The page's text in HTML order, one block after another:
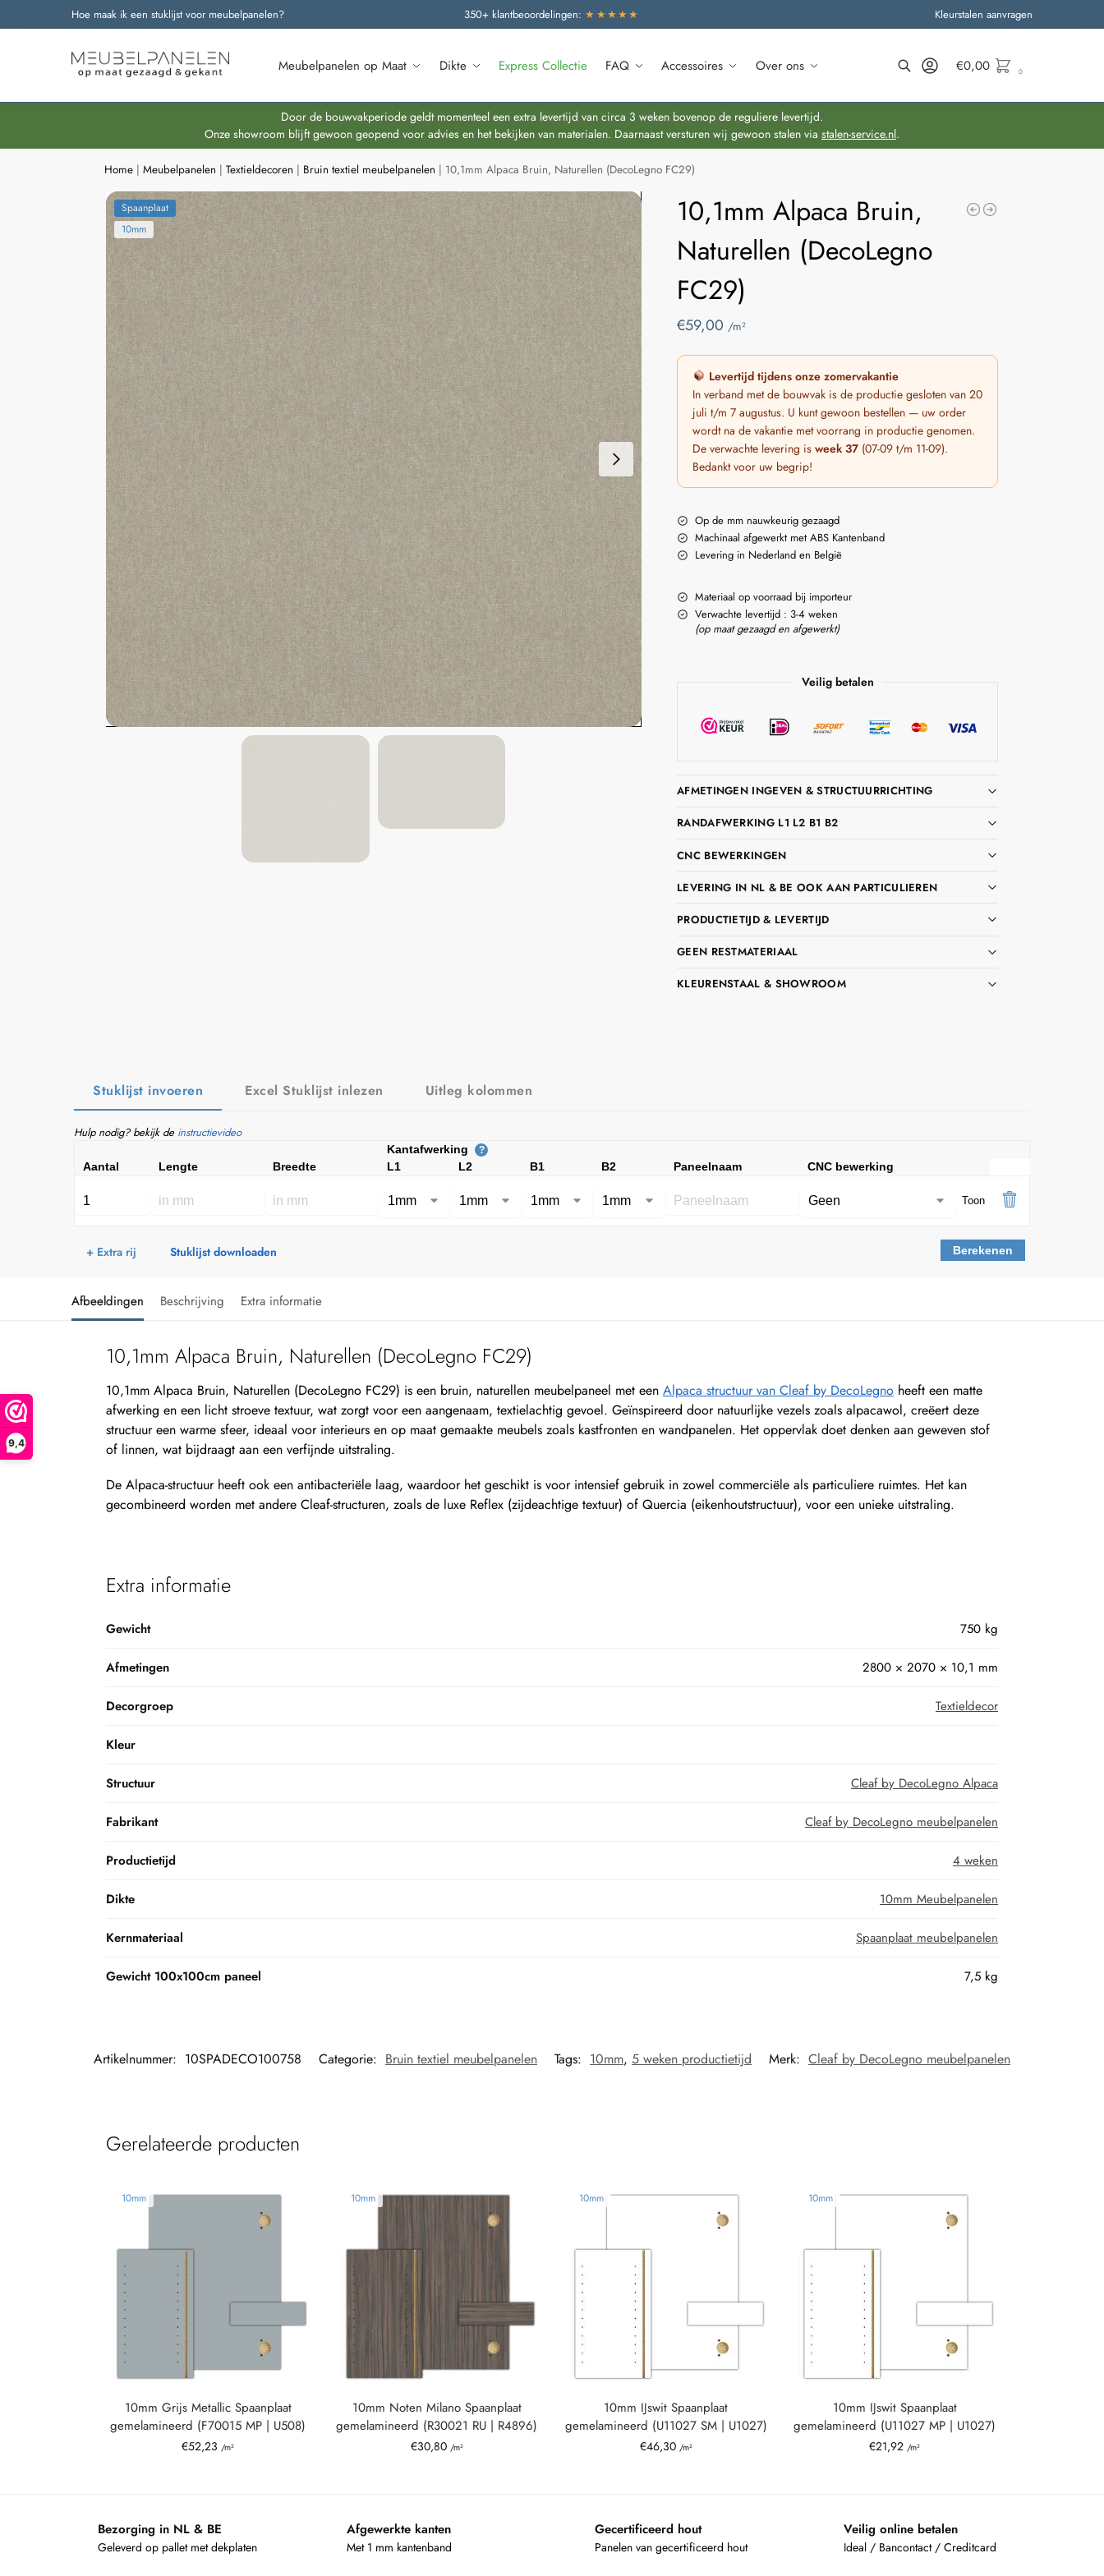
9,4
Hoe maak ik een stuklijst voor meubelpanelen? 350+ klantbeoordelingen: ★★★★★ Kleurstalen aanvragen
Meubelpanelen op Maat Dikte Express Collectie FAQ Accessoires Over ons
Onze nieuwste producten
€0,00 0
Door de bouwvakperiode geldt momenteel een extra levertijd van circa 3 weken bovenop de reguliere levertijd.
Onze showroom blijft gewoon geopend voor advies en het bekijken van materialen. Daarnaast versturen wij gewoon stalen via stalen-service.nl.
Home |Meubelpanelen |Textieldecoren | Bruin textiel meubelpanelen | 10,1mm Alpaca Bruin, Naturellen (DecoLegno FC29)
Spaanplaat
10mm
10,1mm Alpaca Bruin,
Naturellen (DecoLegno
FC29)
€59,00 /m²
Levertijd tijdens onze zomervakantie
In verband met de bouwvak is de productie gesloten van 20
juli t/m 7 augustus. U kunt gewoon bestellen — uw order
wordt na de vakantie met voorrang in productie genomen.
De verwachte levering isweek 37 (07-09 t/m 11-09).
Bedankt voor uw begrip!
Op de mm nauwkeurig gezaagd
Machinaal afgewerkt met ABS Kantenband
Levering in Nederland en België
Materiaal op voorraad bij importeur
Verwachte levertijd : 3-4 weken
(op maat gezaagd en afgewerkt)
Veilig betalen
AFMETINGEN INGEVEN & STRUCTUURRICHTING
RANDAFWERKING L1 L2 B1 B2
CNC BEWERKINGEN
LEVERING IN NL & BE OOK AAN PARTICULIEREN
PRODUCTIETIJD & LEVERTIJD
GEEN RESTMATERIAAL
KLEURENSTAAL & SHOWROOM
Stuklijst invoeren Excel Stuklijst inlezen Uitleg kolommen
Hulp nodig? bekijk de instructievideo
Kantafwerking ?
Aantal Lengte Breedte L1 L2 B1 B2 Paneelnaam CNC bewerking
Toon
+ Extra rij Stuklijst downloaden Berekenen
Afbeeldingen Beschrijving Extra informatie
10,1mm Alpaca Bruin, Naturellen (DecoLegno FC29)
10,1mm Alpaca Bruin, Naturellen (DecoLegno FC29) is een bruin, naturellen meubelpaneel met een Alpaca structuur van Cleaf by DecoLegnoheeft een matte
afwerking en een licht stroeve textuur, wat zorgt voor een aangenaam, textielachtig gevoel. Geïnspireerd door natuurlijke vezels zoals alpacawol, creëert deze
structuur een warme sfeer, ideaal voor interieurs en op maat gemaakte meubels zoals kastfronten en wandpanelen. Het oppervlak doet denken aan geweven stof
of linnen, wat bijdraagt aan een verfijnde uitstraling.
De Alpaca-structuur heeft ook een antibacteriële laag, waardoor het geschikt is voor intensief gebruik in zowel commerciële als particuliere ruimtes. Het kan
gecombineerd worden met andere Cleaf-structuren, zoals de luxe Reflex (zijdeachtige textuur) of Quercia (eikenhoutstructuur), voor een unieke uitstraling.
Extra informatie
Gewicht 750 kg
Afmetingen 2800 × 2070 × 10,1 mm
Decorgroep Textieldecor
Kleur
Structuur Cleaf by DecoLegno Alpaca
Fabrikant Cleaf by DecoLegno meubelpanelen
Productietijd 4 weken
Dikte 10mm Meubelpanelen
Kernmateriaal Spaanplaat meubelpanelen
Gewicht 100x100cm paneel 7,5 kg
Artikelnummer: 10SPADECO100758 Categorie: Bruin textiel meubelpanelen Tags: 10mm, 5 weken productietijd Merk: Cleaf by DecoLegno meubelpanelen
Gerelateerde producten
10mm
10mm Grijs Metallic Spaanplaat
gemelamineerd (F70015 MP | U508)
€52,23 /m²
10mm
10mm Noten Milano Spaanplaat
gemelamineerd (R30021 RU | R4896)
€30,80 /m²
10mm
10mm IJswit Spaanplaat
gemelamineerd (U11027 SM | U1027)
€46,30 /m²
10mm
10mm IJswit Spaanplaat
gemelamineerd (U11027 MP | U1027)
€21,92 /m²
Bezorging in NL & BE
Geleverd op pallet met dekplaten
Afgewerkte kanten
Met 1 mm kantenband
Gecertificeerd hout
Panelen van gecertificeerd hout
Veilig online betalen
Ideal / Bancontact / Creditcard